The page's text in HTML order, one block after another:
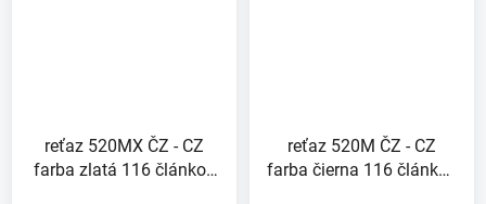
reťaz 520MX ČZ - CZ
farba zlatá 116 článkov
reťaz 520M ČZ - CZ
farba čierna 116 článkov